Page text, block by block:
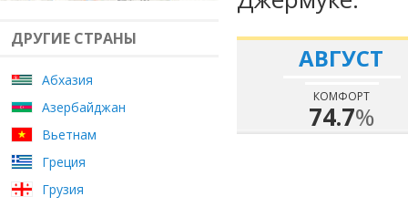
ДРУГИЕ СТРАНЫ
Абхазия
Азербайджан
Вьетнам
Греция
Грузия
АВГУСТ
КОМФОРТ
74.7%